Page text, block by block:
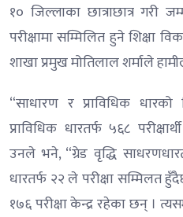
१० जिल्लाका छात्राछात्र गरी
परीक्षामा सम्मिलित हुने शिक्षा
शाखा प्रमुख मोतिलाल शर्माले
“साधारण र प्राविधिक
प्राविधिक धारतर्फ ५६८
उनले भने, “ग्रेड वृद्धि
धारतर्फ २२ ले परीक्षा सम्मिलत
१७६ परीक्षा केन्द्र रहेका छन् ।